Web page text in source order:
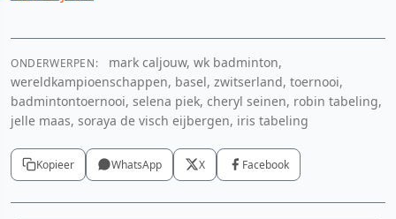
ONDERWERPEN:
mark caljouw, wk badminton,
wereldkampioenschappen, basel, zwitserland, toernooi,
badmintontoernooi, selena piek, cheryl seinen, robin tabeling,
jelle maas, soraya de visch eijbergen, iris tabeling
Kopieer WhatsApp X Facebook